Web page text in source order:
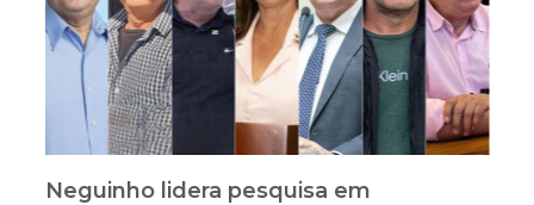
Neguinho lidera pesquisa em